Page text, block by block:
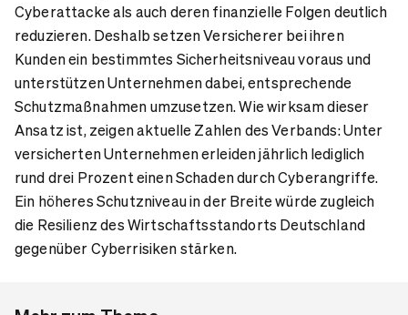
Cyberattacke als auch deren finanzielle Folgen deutlich
reduzieren. Deshalb setzen Versicherer bei ihren
Kunden ein bestimmtes Sicherheitsniveau voraus und
unterstützen Unternehmen dabei, entsprechende
Schutzmaßnahmen umzusetzen. Wie wirksam dieser
Ansatz ist, zeigen aktuelle Zahlen des Verbands: Unter
versicherten Unternehmen erleiden jährlich lediglich
rund drei Prozent einen Schaden durch Cyberangriffe.
Ein höheres Schutzniveau in der Breite würde zugleich
die Resilienz des Wirtschaftsstandorts Deutschland
gegenüber Cyberrisiken stärken.